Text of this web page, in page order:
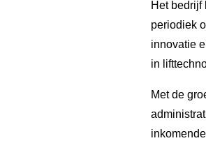
Het bedrijf
periodiek
innovatie
in
Met de